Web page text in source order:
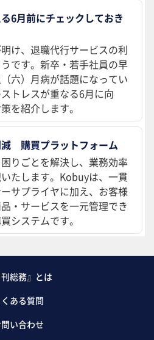
6月前にチェックしておき
け、退職代行サービスの利
です。新卒・若手社員の早
六）月病が話題になってい
トレスが重なる6月に向
を紹介します。
購買プラットフォーム
りごとを解決し、業務効率
たします。Kobuyは、一貫
サプライヤに加え、お客様
・サービスを一元管理でき
システムです。
刊総務』とは
ある質問
い合わせ